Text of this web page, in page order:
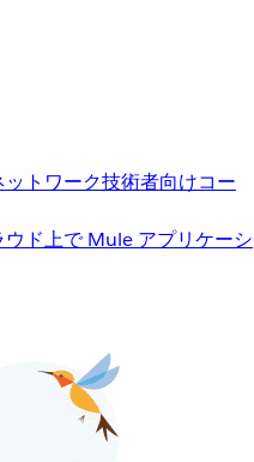
トワーク技術者向けコー
ド上で Mule アプリケーシ